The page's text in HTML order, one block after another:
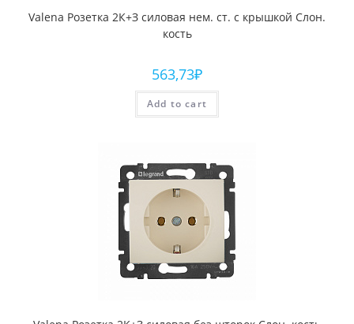
Valena Розетка 2К+З силовая нем. ст. с крышкой Слон.
кость
563,73₽
Add to cart